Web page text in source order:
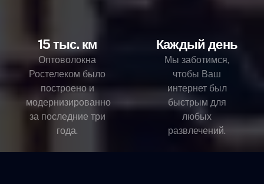
15 тыс. км
Оптоволокна
Ростелеком было
построено и
модернизированно
за последние три
года.
Каждый день
Мы заботимся,
чтобы Ваш
интернет был
быстрым для
любых
развлечений.